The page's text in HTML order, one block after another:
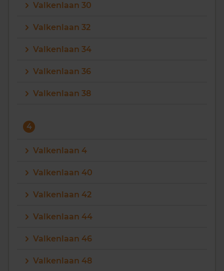
Valkenlaan 30
Valkenlaan 32
Valkenlaan 34
Valkenlaan 36
Valkenlaan 38
4
Valkenlaan 4
Valkenlaan 40
Valkenlaan 42
Valkenlaan 44
Valkenlaan 46
Valkenlaan 48